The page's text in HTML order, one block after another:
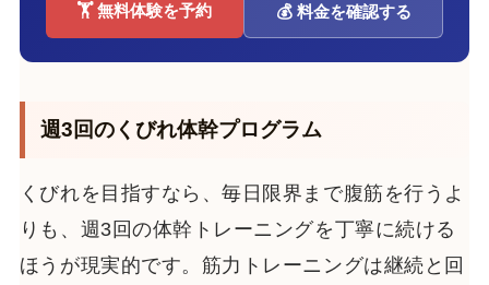
🏋️ 無料体験を予約 💰 料金を確認する
週3回のくびれ体幹プログラム
くびれを目指すなら、毎日限界まで腹筋を行うよ
りも、週3回の体幹トレーニングを丁寧に続ける
ほうが現実的です。筋力トレーニングは継続と回